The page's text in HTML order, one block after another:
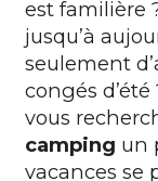
est familière
jusqu’à
seulement
congés
vous
camping un
vacances se